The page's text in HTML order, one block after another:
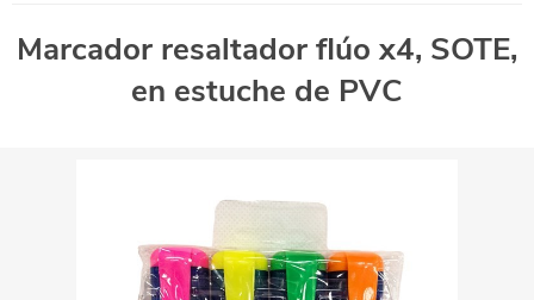
Marcador resaltador flúo x4, SOTE,
en estuche de PVC